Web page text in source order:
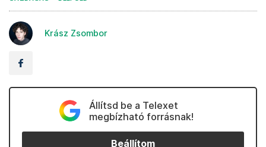
Krász Zsombor
Állítsd be a Telexet
megbízható forrásnak!
Beállítom